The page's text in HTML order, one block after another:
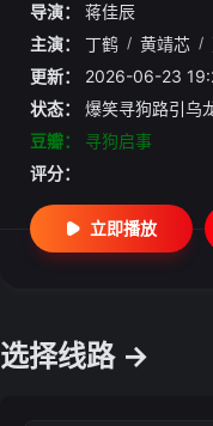
导演：
蒋佳辰
主演：
丁鹤 / 黄靖芯 /
更新：
2026-06-23
状态：
爆笑寻狗路引乌
豆瓣：
寻狗启事
评分：
立即播放
选择线路 →